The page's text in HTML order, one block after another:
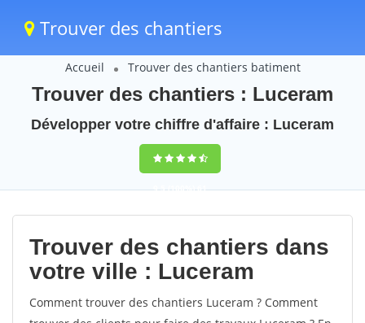
Trouver des chantiers
Accueil Trouver des chantiers batiment
Trouver des chantiers : Luceram
Développer votre chiffre d'affaire : Luceram
9,5(100%)61
votes
Trouver des chantiers dans
votre ville : Luceram
Comment trouver des chantiers Luceram ? Comment